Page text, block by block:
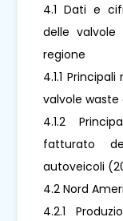
4.1 Dati e
delle
regione
4.1.1
valvole
4.1.2
fatturato
autoveicoli
4.2 Nord
4.2.1